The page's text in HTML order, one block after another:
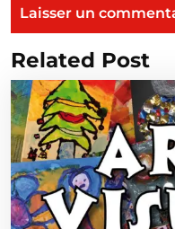
Related Post